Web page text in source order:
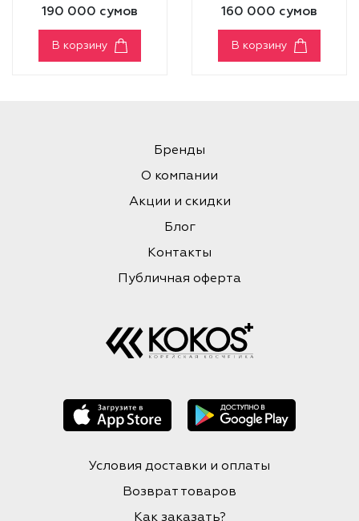
190 000 сумов
В корзину
160 000 сумов
В корзину
Бренды
О компании
Акции и скидки
Блог
Контакты
Публичная оферта
Условия доставки и оплаты
Возврат товаров
Как заказать?